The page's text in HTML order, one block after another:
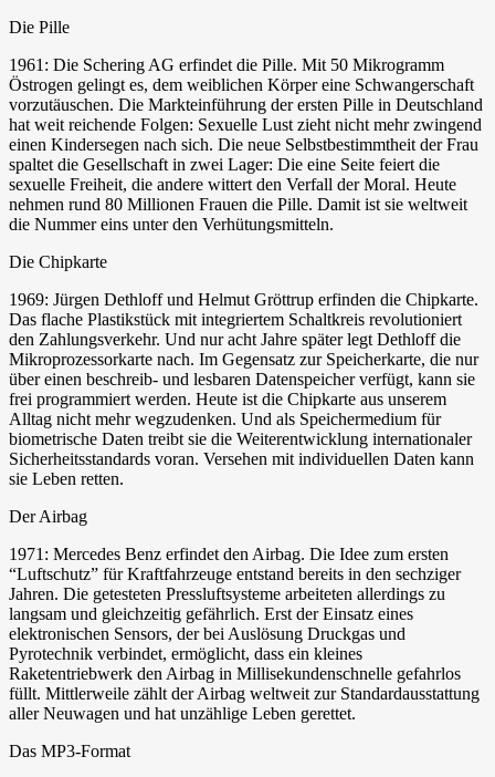
Die Pille
1961: Die Schering AG erfindet die Pille. Mit 50 Mikrogramm
Östrogen gelingt es, dem weiblichen Körper eine Schwangerschaft
vorzutäuschen. Die Markteinführung der ersten Pille in Deutschland
hat weit reichende Folgen: Sexuelle Lust zieht nicht mehr zwingend
einen Kindersegen nach sich. Die neue Selbstbestimmtheit der Frau
spaltet die Gesellschaft in zwei Lager: Die eine Seite feiert die
sexuelle Freiheit, die andere wittert den Verfall der Moral. Heute
nehmen rund 80 Millionen Frauen die Pille. Damit ist sie weltweit
die Nummer eins unter den Verhütungsmitteln.
Die Chipkarte
1969: Jürgen Dethloff und Helmut Gröttrup erfinden die Chipkarte.
Das flache Plastikstück mit integriertem Schaltkreis revolutioniert
den Zahlungsverkehr. Und nur acht Jahre später legt Dethloff die
Mikroprozessorkarte nach. Im Gegensatz zur Speicherkarte, die nur
über einen beschreib- und lesbaren Datenspeicher verfügt, kann sie
frei programmiert werden. Heute ist die Chipkarte aus unserem
Alltag nicht mehr wegzudenken. Und als Speichermedium für
biometrische Daten treibt sie die Weiterentwicklung internationaler
Sicherheitsstandards voran. Versehen mit individuellen Daten kann
sie Leben retten.
Der Airbag
1971: Mercedes Benz erfindet den Airbag. Die Idee zum ersten
“Luftschutz” für Kraftfahrzeuge entstand bereits in den sechziger
Jahren. Die getesteten Pressluftsysteme arbeiteten allerdings zu
langsam und gleichzeitig gefährlich. Erst der Einsatz eines
elektronischen Sensors, der bei Auslösung Druckgas und
Pyrotechnik verbindet, ermöglicht, dass ein kleines
Raketentriebwerk den Airbag in Millisekundenschnelle gefahrlos
füllt. Mittlerweile zählt der Airbag weltweit zur Standardausstattung
aller Neuwagen und hat unzählige Leben gerettet.
Das MP3-Format